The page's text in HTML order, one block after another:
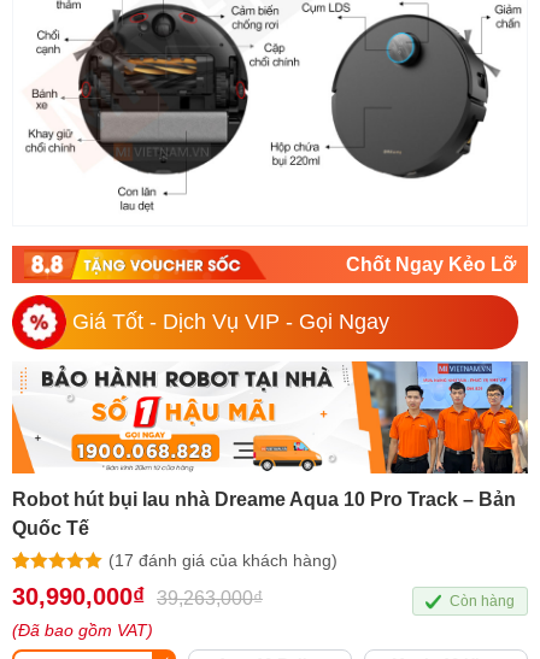
Chốt Ngay Kẻo Lỡ
Giá Tốt - Dịch Vụ VIP - Gọi Ngay
Robot hút bụi lau nhà Dreame Aqua 10 Pro Track – Bản
Quốc Tế
5.00
trên 5
dựa trên
17
(17 đánh giá của khách hàng)
30,990,000₫ 39,263,000₫
(Đã bao gồm VAT)
Còn hàng